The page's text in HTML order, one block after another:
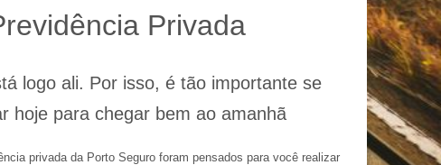
Privada
logo ali. Por isso, é tão importante se
hoje para chegar bem ao amanhã
privada da Porto Seguro foram pensados para você realizar